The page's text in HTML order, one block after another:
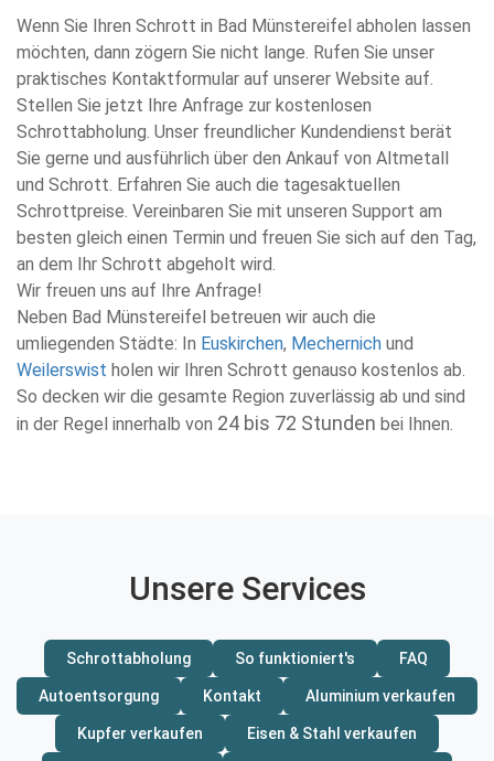
Wenn Sie Ihren Schrott in Bad Münstereifel abholen lassen
möchten, dann zögern Sie nicht lange. Rufen Sie unser
praktisches Kontaktformular auf unserer Website auf.
Stellen Sie jetzt Ihre Anfrage zur kostenlosen
Schrottabholung. Unser freundlicher Kundendienst berät
Sie gerne und ausführlich über den Ankauf von Altmetall
und Schrott. Erfahren Sie auch die tagesaktuellen
Schrottpreise. Vereinbaren Sie mit unseren Support am
besten gleich einen Termin und freuen Sie sich auf den Tag,
an dem Ihr Schrott abgeholt wird.
Wir freuen uns auf Ihre Anfrage!
Neben Bad Münstereifel betreuen wir auch die
umliegenden Städte: In Euskirchen, Mechernich und
Weilerswist holen wir Ihren Schrott genauso kostenlos ab.
So decken wir die gesamte Region zuverlässig ab und sind
in der Regel innerhalb von 24 bis 72 Stunden bei Ihnen.
Unsere Services
Schrottabholung So funktioniert's FAQ
Autoentsorgung Kontakt Aluminium verkaufen
Kupfer verkaufen Eisen & Stahl verkaufen